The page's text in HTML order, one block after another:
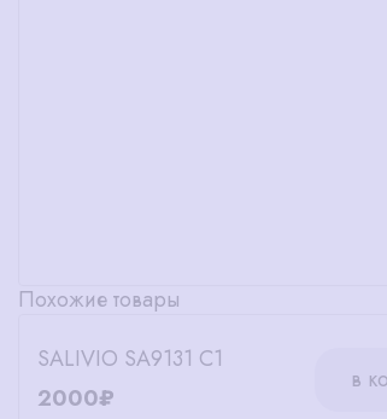
Похожие товары
SALIVIO SA9131 C1
2000₽
в